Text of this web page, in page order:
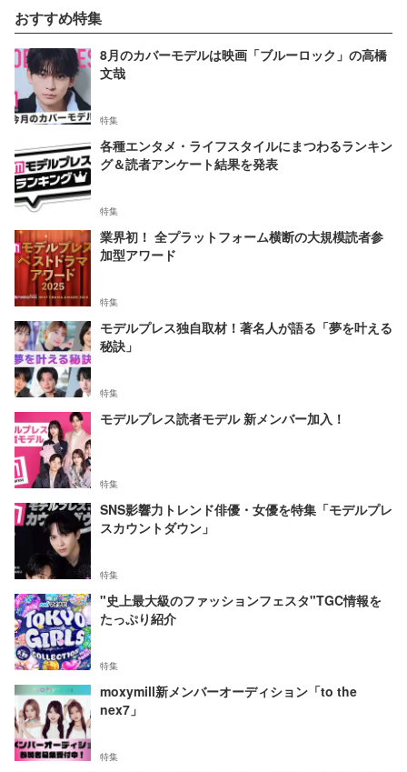
おすすめ特集
8月のカバーモデルは映画「ブルーロック」の高橋
文哉
特集
各種エンタメ・ライフスタイルにまつわるランキン
グ＆読者アンケート結果を発表
特集
業界初！ 全プラットフォーム横断の大規模読者参
加型アワード
特集
モデルプレス独自取材！著名人が語る「夢を叶える
秘訣」
特集
モデルプレス読者モデル 新メンバー加入！
特集
SNS影響力トレンド俳優・女優を特集「モデルプレ
スカウントダウン」
特集
"史上最大級のファッションフェスタ"TGC情報を
たっぷり紹介
特集
moxymill新メンバーオーディション「to the
nex7」
特集